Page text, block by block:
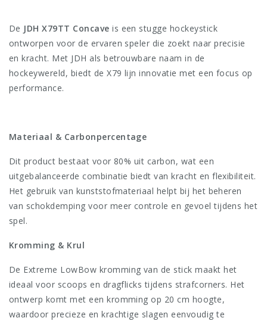
De JDH X79TT Concave is een stugge hockeystick
ontworpen voor de ervaren speler die zoekt naar precisie
en kracht. Met JDH als betrouwbare naam in de
hockeywereld, biedt de X79 lijn innovatie met een focus op
performance.
Materiaal & Carbonpercentage
Dit product bestaat voor 80% uit carbon, wat een
uitgebalanceerde combinatie biedt van kracht en flexibiliteit.
Het gebruik van kunststofmateriaal helpt bij het beheren
van schokdemping voor meer controle en gevoel tijdens het
spel.
Kromming & Krul
De Extreme LowBow kromming van de stick maakt het
ideaal voor scoops en dragflicks tijdens strafcorners. Het
ontwerp komt met een kromming op 20 cm hoogte,
waardoor precieze en krachtige slagen eenvoudig te